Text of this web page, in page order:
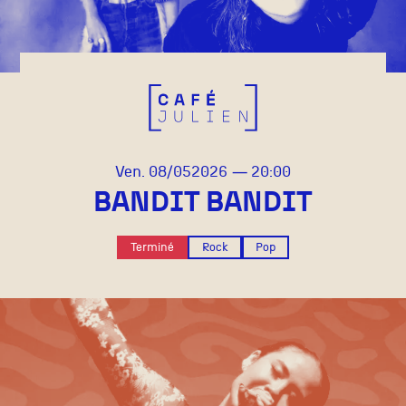
vendredi
Ven. 08/mai
052026 20:00
BANDIT BANDIT
Terminé Rock Pop